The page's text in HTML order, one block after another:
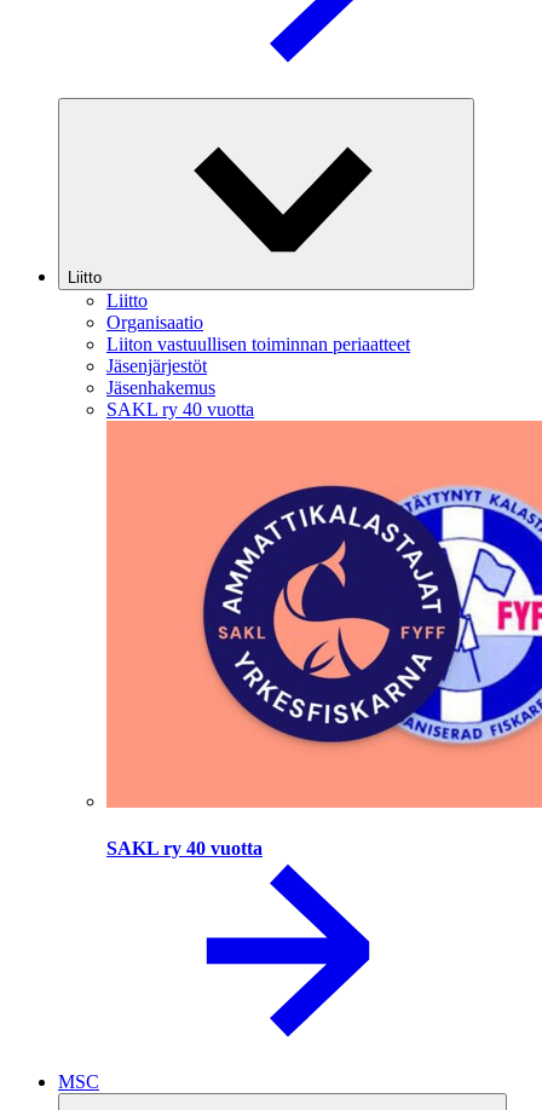
Liitto
Liitto
Organisaatio
Liiton vastuullisen toiminnan periaatteet
Jäsenjärjestöt
Jäsenhakemus
SAKL ry 40 vuotta
SAKL ry 40 vuotta
MSC